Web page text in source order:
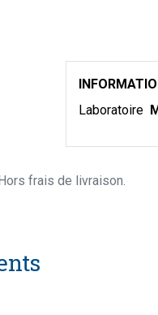
Laboratoire
frais de livraison.